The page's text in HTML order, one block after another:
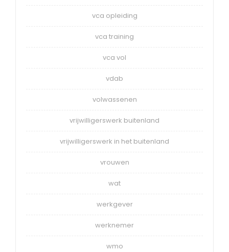
vca opleiding
vca training
vca vol
vdab
volwassenen
vrijwilligerswerk buitenland
vrijwilligerswerk in het buitenland
vrouwen
wat
werkgever
werknemer
wmo